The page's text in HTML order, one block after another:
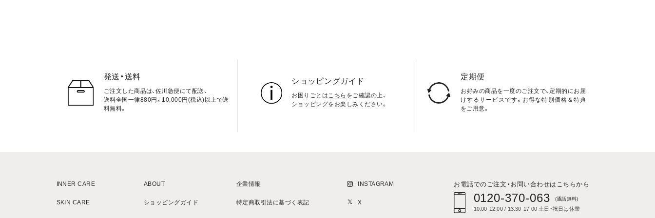
発送・送料
ご注文した商品は、佐川急便にて配送、
送料全国一律880円。10,000円(税込)以上で送
料無料。
ショッピングガイド
お困りごとはこちら をご確認の上、
ショッピングをお楽しみください。
定期便
お好みの商品を一度のご注文で、定期的にお届
けするサービスです。お得な特別価格＆特典
をご用意。
INNER CARE
SKIN CARE
ABOUT
ショッピングガイド
企業情報
特定商取引法に基づく表記
INSTAGRAM
X
お電話でのご注文・お問い合わせはこちらから
0120-370-063 (通話無料)
10:00-12:00 / 13:30-17:00 土日・祝日は休業